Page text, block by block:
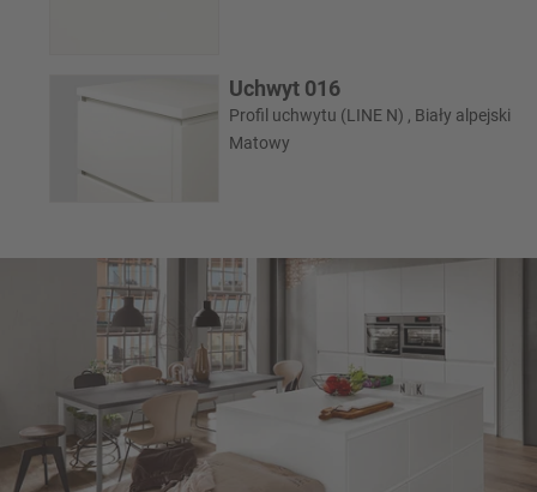
Uchwyt 016
Profil uchwytu (LINE N) , Biały alpejski
Matowy